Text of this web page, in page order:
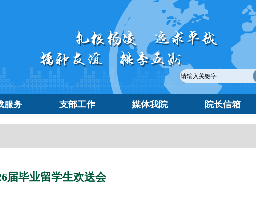
服务 支部工作 媒体我院 院长信箱
届毕业留学生欢送会